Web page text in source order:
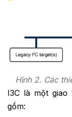
Hình 2. Các
I3C là một giao
gồm: